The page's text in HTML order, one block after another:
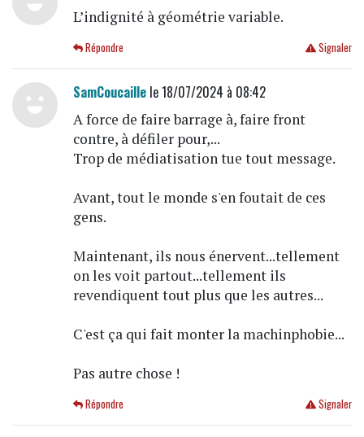
L’indignité à géométrie variable.
Signaler
Répondre
SamCoucaillele 18/07/2024 à 08:42
A force de faire barrage à, faire front
contre, à défiler pour,...
Trop de médiatisation tue tout message.
Avant, tout le monde s'en foutait de ces
gens.
Maintenant, ils nous énervent...tellement
on les voit partout...tellement ils
revendiquent tout plus que les autres...
C'est ça qui fait monter la machinphobie...
Pas autre chose !
Signaler
Répondre